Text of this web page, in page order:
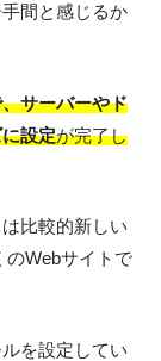
間と感じるか
サーバーやド
設定が完了し
比較的新しい
のWebサイトで
を設定してい